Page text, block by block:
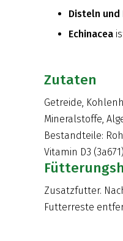
Disteln und
Echinacea
Zutaten
Getreide,
Mineralstoffe,
Bestandteile:
Vitamin D3
Zusatzfutter.
Futterreste